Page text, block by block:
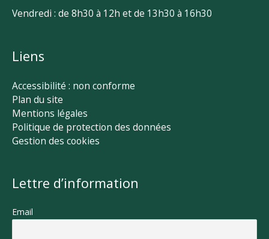
Vendredi : de 8h30 à 12h et de 13h30 à 16h30
Liens
Accessibilité : non conforme
Plan du site
Mentions légales
Politique de protection des données
Gestion des cookies
Lettre d’information
Email